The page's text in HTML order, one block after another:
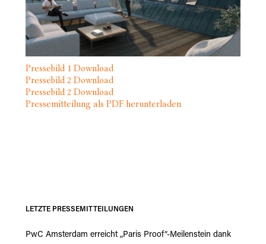
Pressebild 1 Download
Pressebild 2 Download
Pressebild 2 Download
Pressemitteilung als PDF herunterladen
LETZTE PRESSEMITTEILUNGEN
PwC Amsterdam erreicht „Paris Proof“-Meilenstein dank